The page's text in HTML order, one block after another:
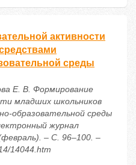
активности
среды
Е. В. Формирование
младших школьников
образовательной среды
журнал
– С. 96–100. –
14044.htm